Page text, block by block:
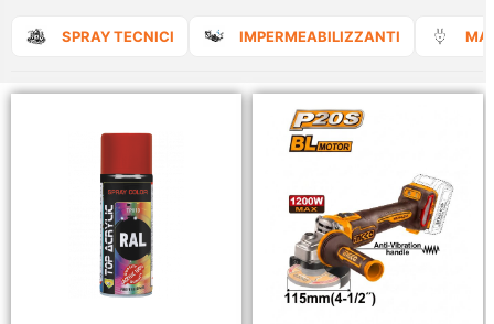
SPRAY TECNICI IMPERMEABILIZZANTI